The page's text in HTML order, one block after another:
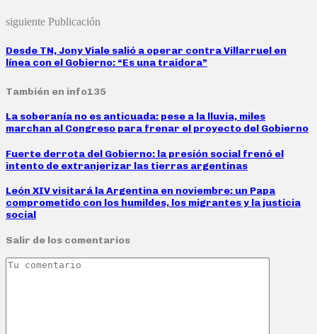
siguiente Publicación
Desde TN, Jony Viale salió a operar contra Villarruel en
línea con el Gobierno: “Es una traidora”
También en info135
La soberanía no es anticuada: pese a la lluvia, miles
marchan al Congreso para frenar el proyecto del Gobierno
Fuerte derrota del Gobierno: la presión social frenó el
intento de extranjerizar las tierras argentinas
León XIV visitará la Argentina en noviembre: un Papa
comprometido con los humildes, los migrantes y la justicia
social
Salir de los comentarios